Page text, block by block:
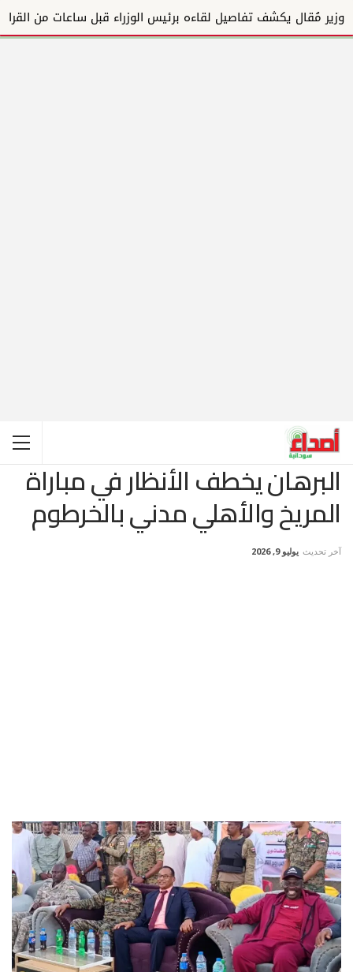
وزير مُقال يكشف تفاصيل لقاءه برئيس الوزراء قبل ساعات من القرار
البرهان يخطف الأنظار في مباراة
المريخ والأهلي مدني بالخرطوم
آخر تحديث يوليو 9, 2026